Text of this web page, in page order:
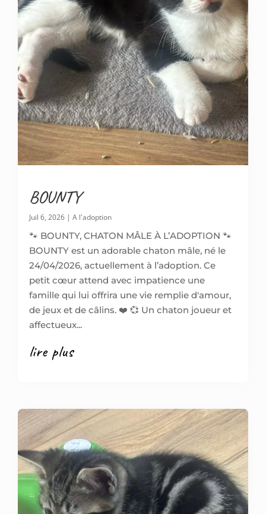
BOUNTY
Juil 6, 2026 | A l'adoption
🐾 BOUNTY, CHATON MÂLE À L’ADOPTION 🐾
BOUNTY est un adorable chaton mâle, né le
24/04/2026, actuellement à l’adoption. Ce
petit cœur attend avec impatience une
famille qui lui offrira une vie remplie d'amour,
de jeux et de câlins. ❤️ 💞 Un chaton joueur et
affectueux...
lire plus